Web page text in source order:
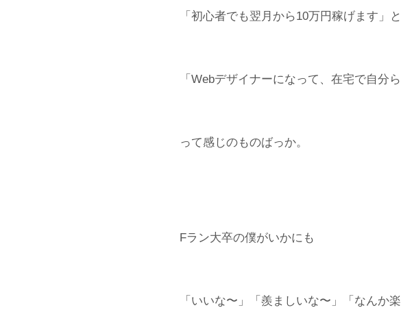
「初心者でも翌月から10万円稼げます」と
「Webデザイナーになって、在宅で自分
って感じのものばっか。
Fラン大卒の僕がいかにも
「いいな〜」「羨ましいな〜」「なんか